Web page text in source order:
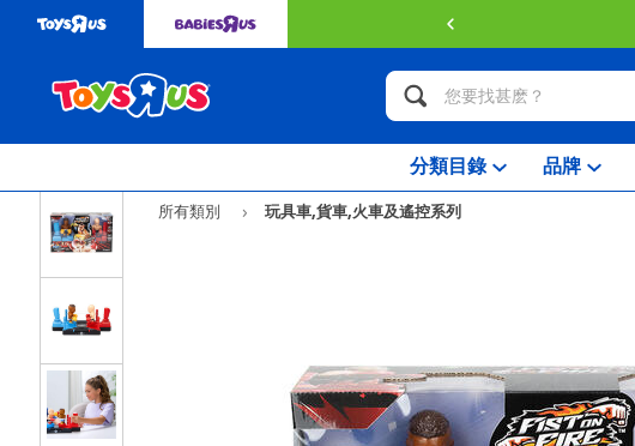
以上可獲得免費送貨服務。了解更多
分類目錄 品牌
所有類別
玩具車,貨車,火車及遙控系列